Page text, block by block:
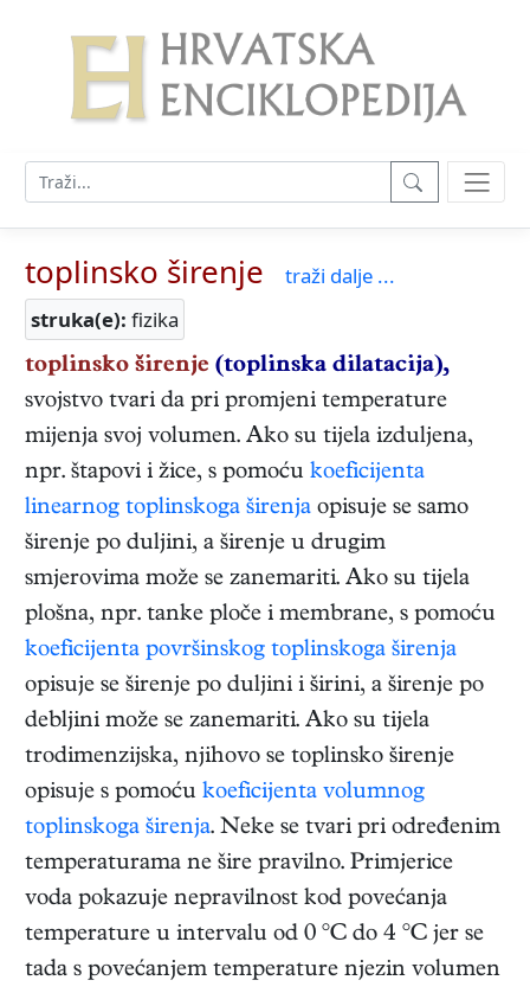
toplinsko širenje
traži dalje ...
struka(e): fizika
toplinsko širenje (toplinska dilatacija),
svojstvo tvari da pri promjeni temperature
mijenja svoj volumen. Ako su tijela izduljena,
npr. štapovi i žice, s pomoću koeficijenta
linearnog toplinskoga širenja opisuje se samo
širenje po duljini, a širenje u drugim
smjerovima može se zanemariti. Ako su tijela
plošna, npr. tanke ploče i membrane, s pomoću
koeficijenta površinskog toplinskoga širenja
opisuje se širenje po duljini i širini, a širenje po
debljini može se zanemariti. Ako su tijela
trodimenzijska, njihovo se toplinsko širenje
opisuje s pomoću koeficijenta volumnog
toplinskoga širenja. Neke se tvari pri određenim
temperaturama ne šire pravilno. Primjerice
voda pokazuje nepravilnost kod povećanja
temperature u intervalu od 0 °C do 4 °C jer se
tada s povećanjem temperature njezin volumen